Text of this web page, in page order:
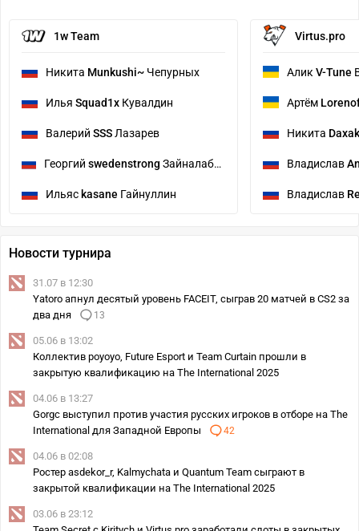
1w Team
Никита Munkushi~ Чепурных
Илья Squad1x Кувалдин
Валерий SSS Лазарев
Георгийswedenstrong Зайналабидов
Ильяс kasane Гайнуллин
Virtus.pro
Алик V-Tune
Артём
Никита Daxak
Владислав
Владислав
Новости турнира
31.07 в 12:30
Yatoro апнул десятый уровень FACEIT, сыграв 20 матчей в CS2 за
два дня
13
05.06 в 13:02
Коллектив poyoyo, Future Esport и Team Curtain прошли в
закрытую квалификацию на The International 2025
04.06 в 13:27
Gorgc выступил против участия русских игроков в отборе на The
International для Западной Европы
42
04.06 в 02:08
Ростер asdekor_r, Kalmychata и Quantum Team сыграют в
закрытой квалификации на The International 2025
03.06 в 23:12